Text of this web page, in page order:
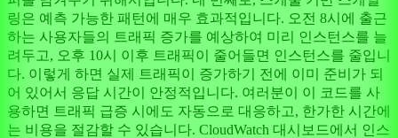
링은 예측 가능한 패턴에 매우 효과적입니다. 오전 8시에 출근
하는 사용자들의 트래픽 증가를 예상하여 미리 인스턴스를 늘
려두고, 오후 10시 이후 트래픽이 줄어들면 인스턴스를 줄입니
다. 이렇게 하면 실제 트래픽이 증가하기 전에 이미 준비가 되
어 있어서 응답 시간이 안정적입니다. 여러분이 이 코드를 사
용하면 트래픽 급증 시에도 자동으로 대응하고, 한가한 시간에
는 비용을 절감할 수 있습니다. CloudWatch 대시보드에서 인스